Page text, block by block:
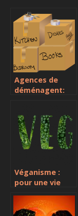
Agences de
déménagent:
Véganisme :
pour une vie
écologique